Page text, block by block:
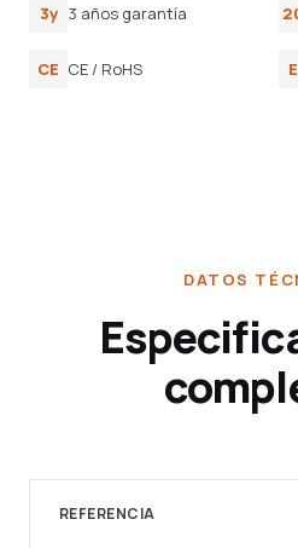
3y 3 años garantía
CE CE / RoHS
DATOS
REFERENCIA